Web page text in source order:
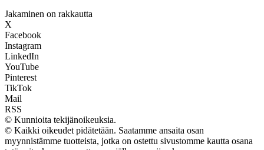
Jakaminen on rakkautta
X
Facebook
Instagram
LinkedIn
YouTube
Pinterest
TikTok
Mail
RSS
© Kunnioita tekijänoikeuksia.
© Kaikki oikeudet pidätetään. Saatamme ansaita osan
myynnistämme tuotteista, jotka on ostettu sivustomme kautta osana